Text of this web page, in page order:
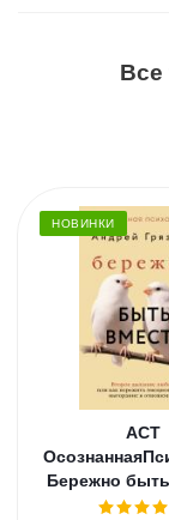
Все
НОВИНКИ
АСТ
Бережно
Второе